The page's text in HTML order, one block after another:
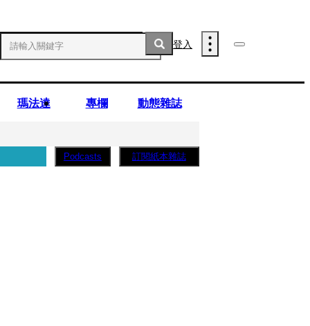
登入
瑪法達 專欄 動態雜誌
Podcasts 訂閱紙本雜誌